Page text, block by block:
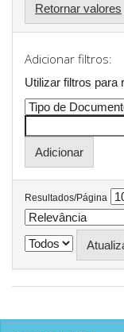
Retornar valores
Adicionar filtros:
Utilizar filtros para
Resultados/Página